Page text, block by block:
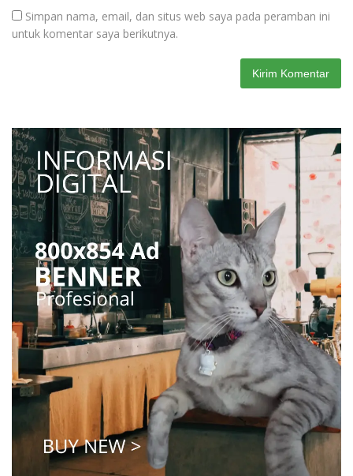
Simpan nama, email, dan situs web saya pada peramban ini
untuk komentar saya berikutnya.